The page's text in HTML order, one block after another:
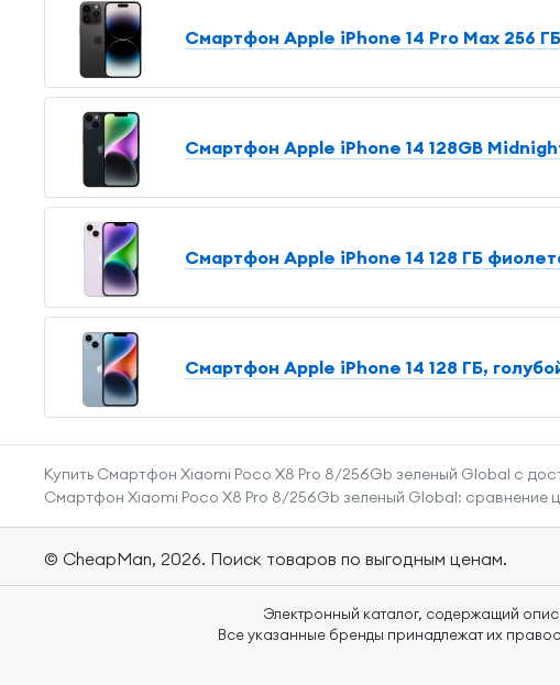
Смартфон Apple iPhone 14 Pro Max 256
Смартфон Apple iPhone 14 128GB
Смартфон Apple iPhone 14 128 ГБ
Смартфон Apple iPhone 14 128 ГБ,
Купить Смартфон Xiaomi Poco X8 Pro 8/256Gb зеленый Global с
Смартфон Xiaomi Poco X8 Pro 8/256Gb зеленый Global: сравнение
© CheapMan, 2026. Поиск товаров по выгодным ценам.
Электронный каталог, содержащий
Все указанные бренды принадлежат их